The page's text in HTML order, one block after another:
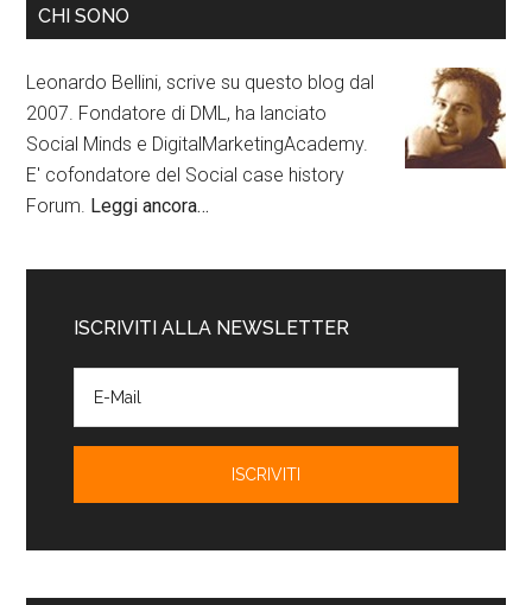
CHI SONO
Leonardo Bellini, scrive su questo blog dal
2007. Fondatore di DML, ha lanciato
Social Minds e DigitalMarketingAcademy.
E' cofondatore del Social case history
Forum. Leggi ancora…
ISCRIVITI ALLA NEWSLETTER